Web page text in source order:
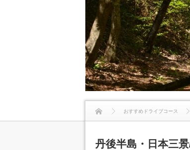
おすすめドライブコース
丹後半島・日本三